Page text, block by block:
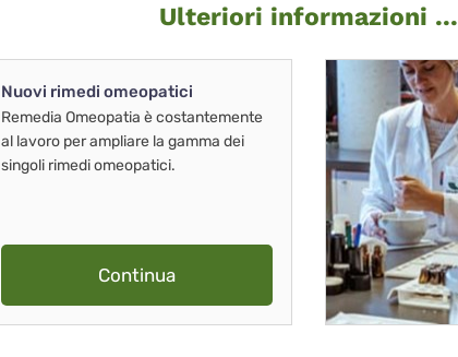
Ulteriori informazioni ...
Nuovi rimedi omeopatici
Remedia Omeopatia è costantemente
al lavoro per ampliare la gamma dei
singoli rimedi omeopatici.
Continua